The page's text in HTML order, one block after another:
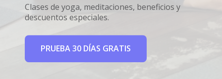
Clases de yoga, meditaciones, beneficios y
descuentos especiales.
PRUEBA 30 DÍAS GRATIS